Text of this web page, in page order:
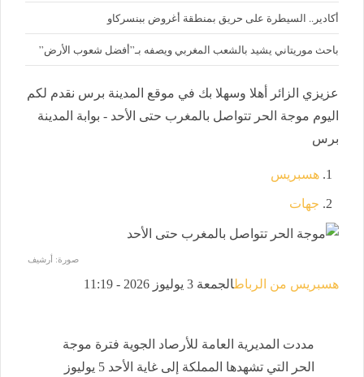
أكادير.. السيطرة على حريق بمنطقة أغروض ببنسركاو
باحث موريتاني يشيد بالشعب المغربي ويصفه بـ”أفضل شعوب الأرض”
عزيزي الزائر أهلا وسهلا بك في موقع المدينة برس نقدم لكم
اليوم موجة الحر تتواصل بالمغرب حتى الأحد - بوابة المدينة
برس
هسبريس
جهات
صورة: أرشيف
هسبريس من الرباطالجمعة 3 يوليوز 2026 - 11:19
مددت المديرية العامة للأرصاد الجوية فترة موجة
الحر التي تشهدها المملكة إلى غاية الأحد 5 يوليوز